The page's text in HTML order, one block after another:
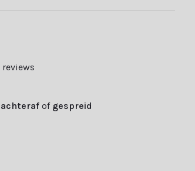
reviews
achteraf of gespreid